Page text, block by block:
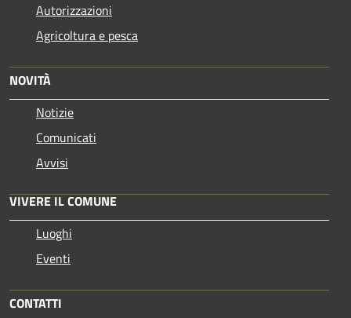
Autorizzazioni
Agricoltura e pesca
NOVITÀ
Notizie
Comunicati
Avvisi
VIVERE IL COMUNE
Luoghi
Eventi
CONTATTI